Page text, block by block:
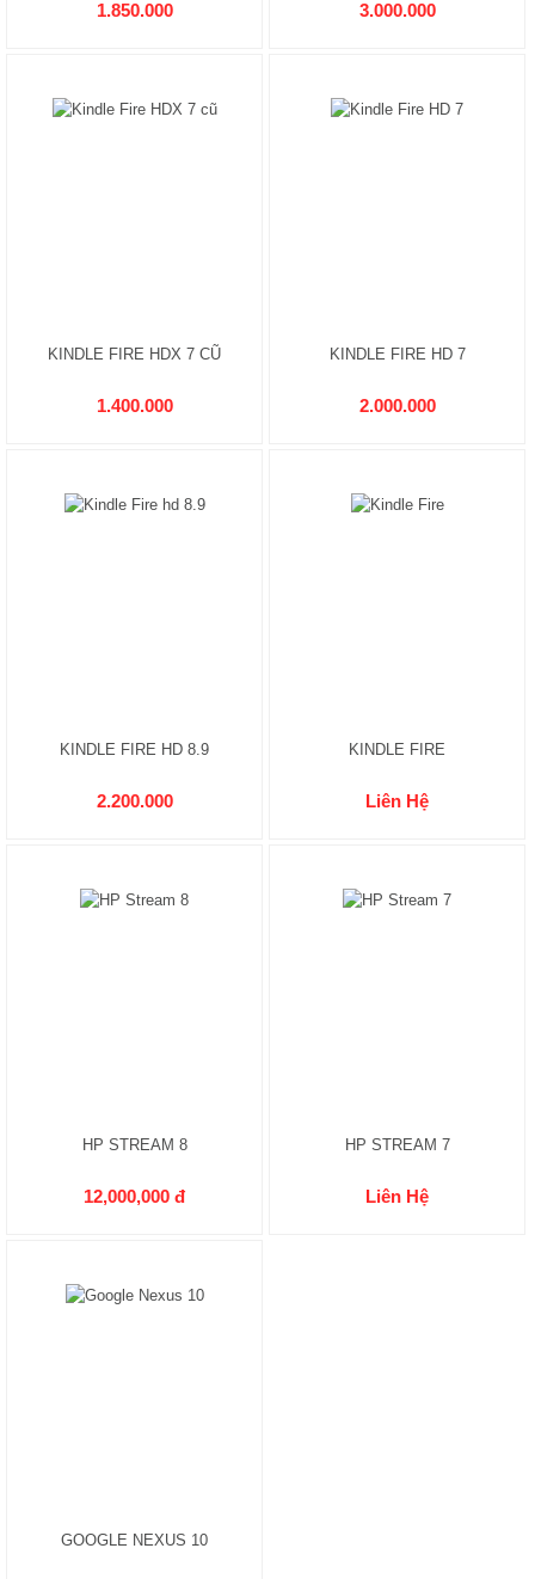
1.850.000 3.000.000
KINDLE FIRE HDX 7 CŨ
1.400.000
KINDLE FIRE HD 7
2.000.000
KINDLE FIRE HD 8.9
2.200.000
KINDLE FIRE
Liên Hệ
HP STREAM 8
12,000,000 đ
HP STREAM 7
Liên Hệ
GOOGLE NEXUS 10